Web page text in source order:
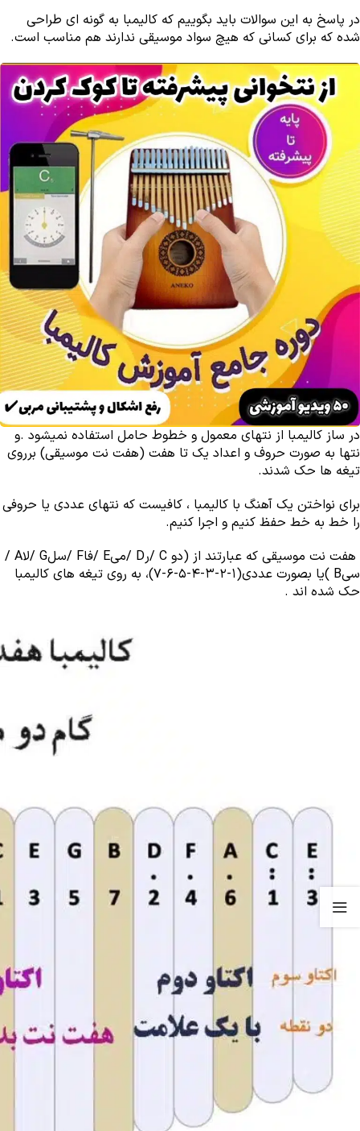
در پاسخ به این سوالات باید بگوییم که کالیمبا به گونه ای طراحی
شده که برای کسانی که هیچ سواد موسیقی ندارند هم مناسب است.
در ساز کالیمبا از نتهای معمول و خطوط حامل استفاده نمیشود .و
نتها به صورت حروف و اعداد یک تا هفت (هفت نت موسیقی) برروی
تیغه ها حک شدند.
برای نواختن یک آهنگ با کالیمبا ، کافیست که نتهای عددی یا حروفی
را خط به خط حفظ کنیم و اجرا کنیم.
هفت نت موسیقی که عبارتند از (دو C /رD /میE /فاF /سلG /لاA /
سیB )یا بصورت عددی(1-2-3-4-5-6-7)، به روی تیغه های کالیمبا
حک شده اند .